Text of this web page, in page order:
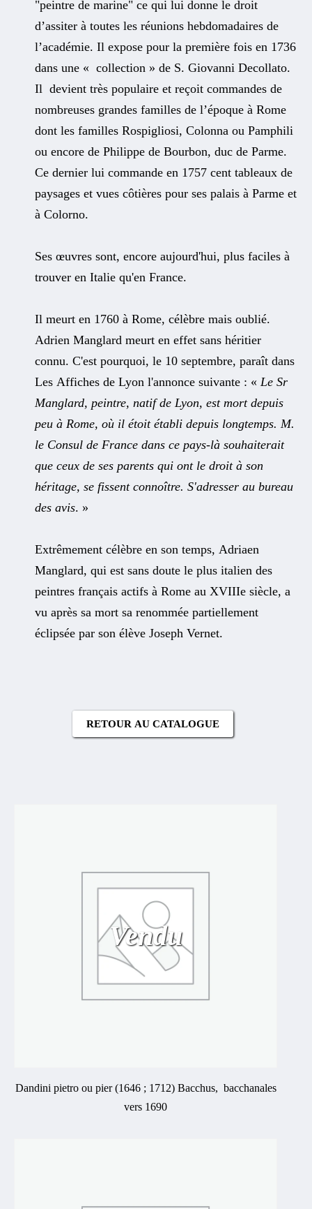
"peintre de marine" ce qui lui donne le droit
d’assiter à toutes les réunions hebdomadaires de
l’académie. Il expose pour la première fois en 1736
dans une « collection » de S. Giovanni Decollato.
Il devient très populaire et reçoit commandes de
nombreuses grandes familles de l’époque à Rome
dont les familles Rospigliosi, Colonna ou Pamphili
ou encore de Philippe de Bourbon, duc de Parme.
Ce dernier lui commande en 1757 cent tableaux de
paysages et vues côtières pour ses palais à Parme et
à Colorno.
Ses œuvres sont, encore aujourd'hui, plus faciles à
trouver en Italie qu'en France.
Il meurt en 1760 à Rome, célèbre mais oublié.
Adrien Manglard meurt en effet sans héritier
connu. C'est pourquoi, le 10 septembre, paraît dans
Les Affiches de Lyon l'annonce suivante : « Le Sr
Manglard, peintre, natif de Lyon, est mort depuis
peu à Rome, où il étoit établi depuis longtemps. M.
le Consul de France dans ce pays-là souhaiterait
que ceux de ses parents qui ont le droit à son
héritage, se fissent connoître. S'adresser au bureau
des avis. »
Extrêmement célèbre en son temps, Adriaen
Manglard, qui est sans doute le plus italien des
peintres français actifs à Rome au XVIIIe siècle, a
vu après sa mort sa renommée partiellement
éclipsée par son élève Joseph Vernet.
RETOUR AU CATALOGUE
Vendu
Dandini pietro ou pier (1646 ; 1712) Bacchus, bacchanales
vers 1690